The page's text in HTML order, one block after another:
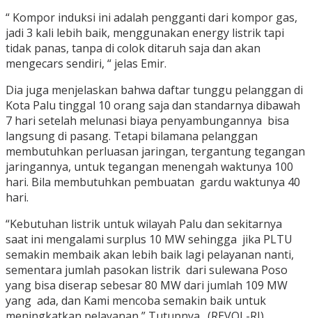
“ Kompor induksi ini adalah pengganti dari kompor gas,
jadi 3 kali lebih baik, menggunakan energy listrik tapi
tidak panas, tanpa di colok ditaruh saja dan akan
mengecars sendiri, “ jelas Emir.
Dia juga menjelaskan bahwa daftar tunggu pelanggan di
Kota Palu tinggal 10 orang saja dan standarnya dibawah
7 hari setelah melunasi biaya penyambungannya bisa
langsung di pasang. Tetapi bilamana pelanggan
membutuhkan perluasan jaringan, tergantung tegangan
jaringannya, untuk tegangan menengah waktunya 100
hari. Bila membutuhkan pembuatan gardu waktunya 40
hari.
“Kebutuhan listrik untuk wilayah Palu dan sekitarnya
saat ini mengalami surplus 10 MW sehingga jika PLTU
semakin membaik akan lebih baik lagi pelayanan nanti,
sementara jumlah pasokan listrik dari sulewana Poso
yang bisa diserap sebesar 80 MW dari jumlah 109 MW
yang ada, dan Kami mencoba semakin baik untuk